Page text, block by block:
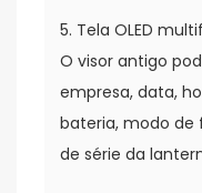
5. Tela OLED
O visor antigo
empresa, data,
bateria, modo
de série da